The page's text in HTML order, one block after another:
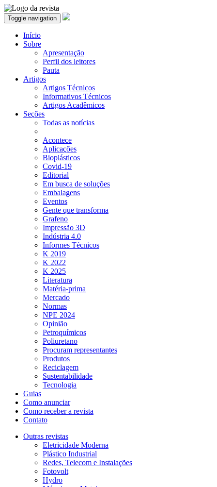
Toggle navigation
Início
Sobre
Apresentação
Perfil dos leitores
Pauta
Artigos
Artigos Técnicos
Informativos Técnicos
Artigos Acadêmicos
Seções
Todas as notícias
Acontece
Aplicações
Bioplásticos
Covid-19
Editorial
Em busca de soluções
Embalagens
Eventos
Gente que transforma
Grafeno
Impressão 3D
Indústria 4.0
Informes Técnicos
K 2019
K 2022
K 2025
Literatura
Matéria-prima
Mercado
Normas
NPE 2024
Opinião
Petroquímicos
Poliuretano
Procuram representantes
Produtos
Reciclagem
Sustentabilidade
Tecnologia
Guias
Como anunciar
Como receber a revista
Contato
Outras revistas
Eletricidade Moderna
Plástico Industrial
Redes, Telecom e Instalações
Fotovolt
Hydro